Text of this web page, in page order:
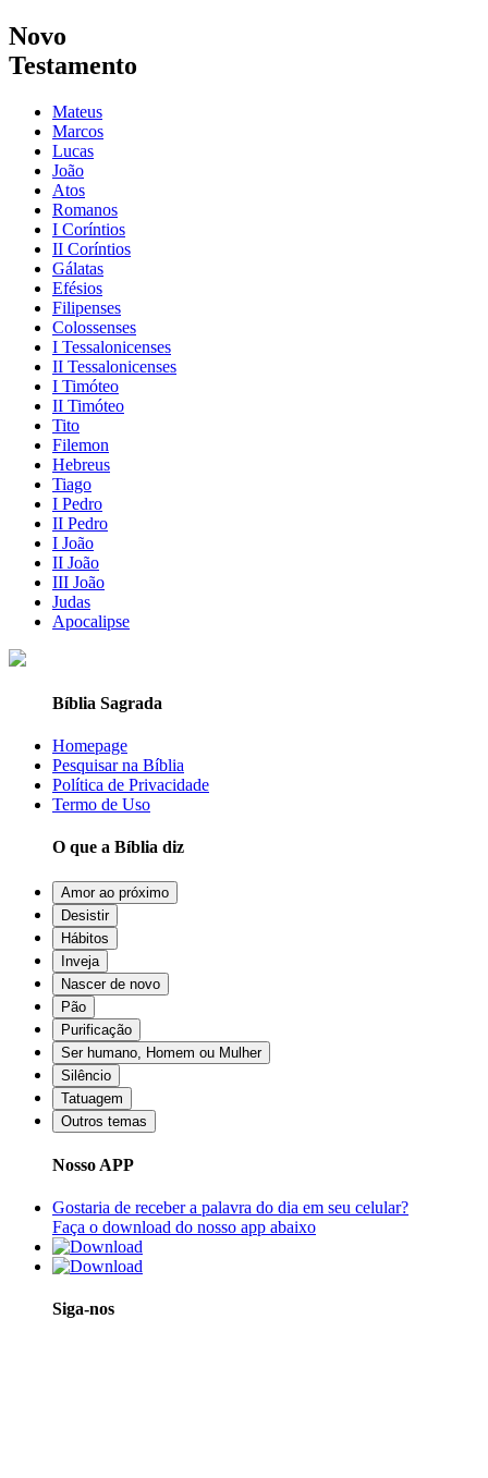
Novo
Testamento
Mateus
Marcos
Lucas
João
Atos
Romanos
I Coríntios
II Coríntios
Gálatas
Efésios
Filipenses
Colossenses
I Tessalonicenses
II Tessalonicenses
I Timóteo
II Timóteo
Tito
Filemon
Hebreus
Tiago
I Pedro
II Pedro
I João
II João
III João
Judas
Apocalipse
Bíblia Sagrada
Homepage
Pesquisar na Bíblia
Política de Privacidade
Termo de Uso
O que a Bíblia diz
Amor ao próximo
Desistir
Hábitos
Inveja
Nascer de novo
Pão
Purificação
Ser humano, Homem ou Mulher
Silêncio
Tatuagem
Outros temas
Nosso APP
Gostaria de receber a palavra do dia em seu celular?
Faça o download do nosso app abaixo
Siga-nos